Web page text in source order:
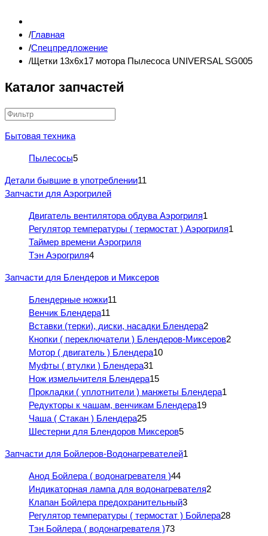
Главная
Спецпредложение
Щетки 13x6x17 мотора Пылесоса UNIVERSAL SG005
Каталог запчастей
Бытовая техника
Пылесосы5
Детали бывшие в употреблении11
Запчасти для Аэрогрилей
Двигатель вентилятора обдува Аэрогриля1
Регулятор температуры ( термостат ) Аэрогриля1
Таймер времени Аэрогриля
Тэн Аэрогриля4
Запчасти для Блендеров и Миксеров
Блендерные ножки11
Венчик Блендера11
Вставки (терки), диски, насадки Блендера2
Кнопки ( переключатели ) Блендеров-Миксеров2
Мотор ( двигатель ) Блендера10
Муфты ( втулки ) Блендера31
Нож измельчителя Блендера15
Прокладки ( уплотнители ) манжеты Блендера1
Редукторы к чашам, венчикам Блендера19
Чаша ( Стакан ) Блендера25
Шестерни для Блендоров Миксеров5
Запчасти для Бойлеров-Водонагревателей1
Анод Бойлера ( водонагревателя )44
Индикаторная лампа для водонагревателя2
Клапан Бойлера предохранительный3
Регулятор температуры ( термостат ) Бойлера28
Тэн Бойлера ( водонагревателя )73